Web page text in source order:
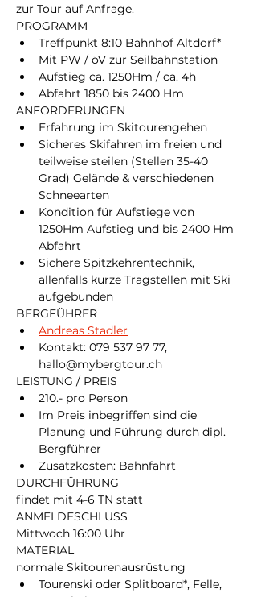
zur Tour auf Anfrage.
PROGRAMM
Treffpunkt 8:10 Bahnhof Altdorf*
Mit PW / öV zur Seilbahnstation
Aufstieg ca. 1250Hm / ca. 4h
Abfahrt 1850 bis 2400 Hm
ANFORDERUNGEN
Erfahrung im Skitourengehen
Sicheres Skifahren im freien und
teilweise steilen (Stellen 35-40
Grad) Gelände & verschiedenen
Schneearten
Kondition für Aufstiege von
1250Hm Aufstieg und bis 2400 Hm
Abfahrt
Sichere Spitzkehrentechnik,
allenfalls kurze Tragstellen mit Ski
aufgebunden
BERGFÜHRER
Andreas Stadler
Kontakt: 079 537 97 77,
hallo@mybergtour.ch
LEISTUNG / PREIS
210.- pro Person
Im Preis inbegriffen sind die
Planung und Führung durch dipl.
Bergführer
Zusatzkosten: Bahnfahrt
DURCHFÜHRUNG
findet mit 4-6 TN statt
ANMELDESCHLUSS
Mittwoch 16:00 Uhr
MATERIAL
normale Skitourenausrüstung
Tourenski oder Splitboard*, Felle,